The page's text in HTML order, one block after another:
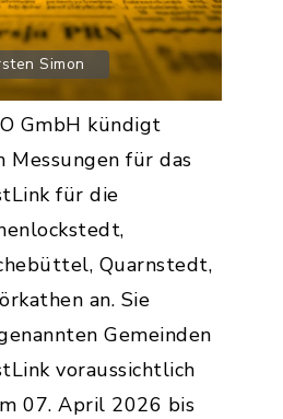
Simon
GmbH kündigt
Messungen für das
für die
Quarnstedt,
an. Sie
Gemeinden
voraussichtlich
07. April 2026 bis